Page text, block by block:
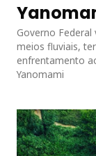
Governo
meios fluviais,
enfrentamento
Yanomami